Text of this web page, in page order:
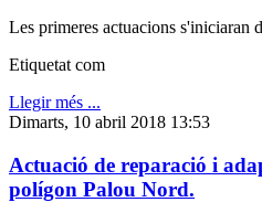
Les primeres actuacions s'iniciaran
Etiquetat com
Llegir més ...
Dimarts, 10 abril 2018 13:53
Actuació de reparació i
polígon Palou Nord.